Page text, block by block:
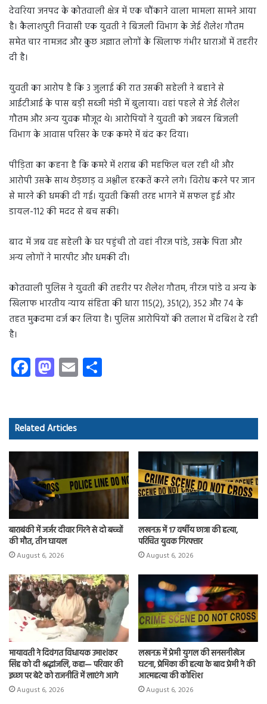
देवरिया जनपद के कोतवाली क्षेत्र में एक चौंकाने वाला मामला सामने आया
है। कैलाशपुरी निवासी एक युवती ने बिजली विभाग के जेई शैलेश गौतम
समेत चार नामजद और कुछ अज्ञात लोगों के खिलाफ गंभीर धाराओं में तहरीर
दी है।
युवती का आरोप है कि 3 जुलाई की रात उसकी सहेली ने बहाने से
आईटीआई के पास बड़ी सब्जी मंडी में बुलाया। वहां पहले से जेई शैलेश
गौतम और अन्य युवक मौजूद थे। आरोपियों ने युवती को जबरन बिजली
विभाग के आवास परिसर के एक कमरे में बंद कर दिया।
पीड़िता का कहना है कि कमरे में शराब की महफिल चल रही थी और
आरोपी उसके साथ छेड़छाड़ व अश्लील हरकतें करने लगे। विरोध करने पर जान
से मारने की धमकी दी गई। युवती किसी तरह भागने में सफल हुई और
डायल-112 की मदद से बच सकी।
बाद में जब वह सहेली के घर पहुंची तो वहां नीरज पांडे, उसके पिता और
अन्य लोगों ने मारपीट और धमकी दी।
कोतवाली पुलिस ने युवती की तहरीर पर शैलेश गौतम, नीरज पांडे व अन्य के
खिलाफ भारतीय न्याय संहिता की धारा 115(2), 351(2), 352 और 74 के
तहत मुकदमा दर्ज कर लिया है। पुलिस आरोपियों की तलाश में दबिश दे रही
है।
Fa
ce
o
ok
M
as
d
o
E
m
Related Articles
बाराबंकी में जर्जर दीवार गिरने से दो बच्चों
की मौत, तीन घायल
August 6, 2026
लखनऊ में 17 वर्षीय छात्रा की हत्या,
परिचित युवक गिरफ्तार
August 6, 2026
मायावती ने दिवंगत विधायक उमाशंकर
सिंह को दी श्रद्धांजलि, कहा— परिवार की
इच्छा पर बेटे को राजनीति में लाएंगे आगे
August 6, 2026
लखनऊ में प्रेमी युगल की सनसनीखेज
घटना, प्रेमिका की हत्या के बाद प्रेमी ने की
आत्महत्या की कोशिश
August 6, 2026